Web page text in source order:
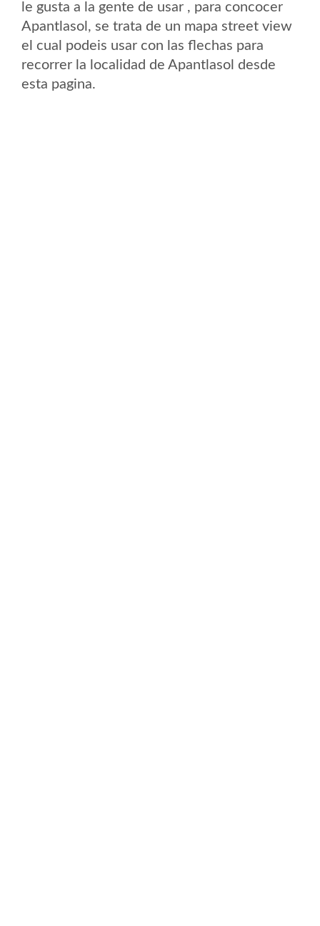
le gusta a la gente de usar , para concocer
Apantlasol, se trata de un mapa street view
el cual podeis usar con las flechas para
recorrer la localidad de Apantlasol desde
esta pagina.